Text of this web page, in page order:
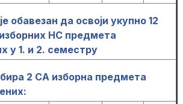
обавезан да освоји укупно 12
НС предмета
у 1. и 2. семестру
2 СА изборна предмета